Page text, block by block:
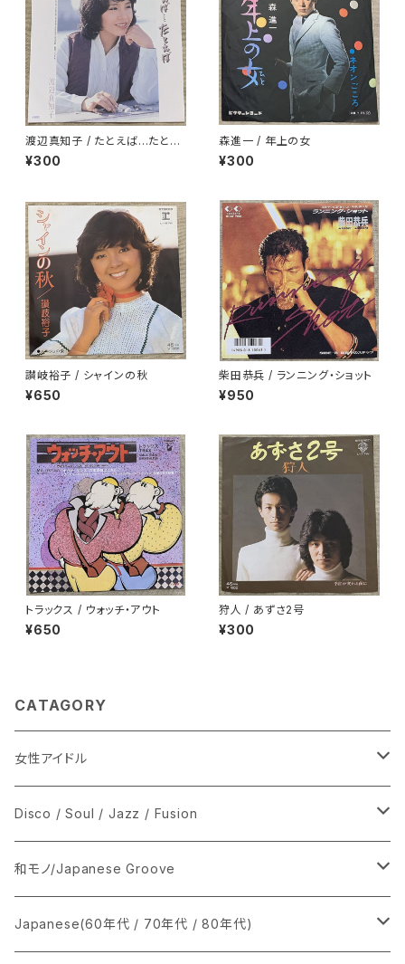
渡辺真知子 / たとえば…たとえ
ば
¥300
森進一 / 年上の女
¥300
讃岐裕子 / シャインの秋
¥650
柴田恭兵 / ランニング・ショット
¥950
トラックス / ウォッチ・アウト
¥650
狩人 / あずさ2号
¥300
CATAGORY
女性アイドル
シングル盤
あ行
か行
LP
CD
Disco / Soul / Jazz / Fusion
シングル盤
A
12インチ・シングル
和モノ/Japanese Groove
シングル盤
Japanese(60年代 / 70年代 / 80年代)